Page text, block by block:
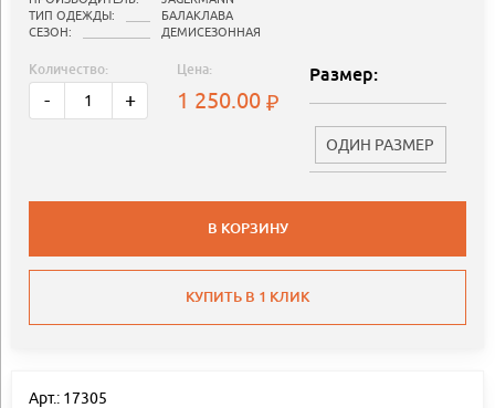
ТИП ОДЕЖДЫ:
БАЛАКЛАВА
СЕЗОН:
ДЕМИСЕЗОННАЯ
Количество:
- +
Цена:
1 250.00
Размер:
ОДИН РАЗМЕР
В КОРЗИНУ
КУПИТЬ В 1 КЛИК
Арт.: 17305